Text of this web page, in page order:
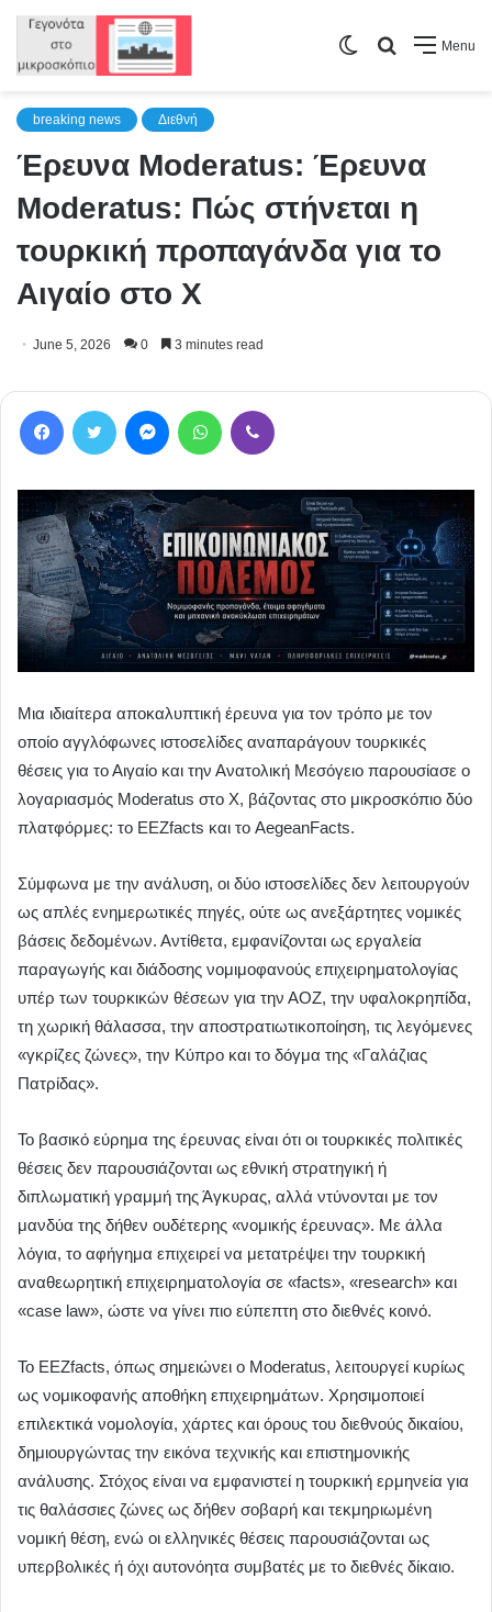
Menu
Search
Switch
breaking news Διεθνή
Έρευνα Moderatus: Έρευνα
Moderatus: Πώς στήνεται η
τουρκική προπαγάνδα για το
Αιγαίο στο Χ
June 5, 2026 0 3 minutes read
Μια ιδιαίτερα αποκαλυπτική έρευνα για τον τρόπο με τον
οποίο αγγλόφωνες ιστοσελίδες αναπαράγουν τουρκικές
θέσεις για το Αιγαίο και την Ανατολική Μεσόγειο παρουσίασε ο
λογαριασμός Moderatus στο Χ, βάζοντας στο μικροσκόπιο δύο
πλατφόρμες: το EEZfacts και το AegeanFacts.
Σύμφωνα με την ανάλυση, οι δύο ιστοσελίδες δεν λειτουργούν
ως απλές ενημερωτικές πηγές, ούτε ως ανεξάρτητες νομικές
βάσεις δεδομένων. Αντίθετα, εμφανίζονται ως εργαλεία
παραγωγής και διάδοσης νομιμοφανούς επιχειρηματολογίας
υπέρ των τουρκικών θέσεων για την ΑΟΖ, την υφαλοκρηπίδα,
τη χωρική θάλασσα, την αποστρατιωτικοποίηση, τις λεγόμενες
«γκρίζες ζώνες», την Κύπρο και το δόγμα της «Γαλάζιας
Πατρίδας».
Το βασικό εύρημα της έρευνας είναι ότι οι τουρκικές πολιτικές
θέσεις δεν παρουσιάζονται ως εθνική στρατηγική ή
διπλωματική γραμμή της Άγκυρας, αλλά ντύνονται με τον
μανδύα της δήθεν ουδέτερης «νομικής έρευνας». Με άλλα
λόγια, το αφήγημα επιχειρεί να μετατρέψει την τουρκική
αναθεωρητική επιχειρηματολογία σε «facts», «research» και
«case law», ώστε να γίνει πιο εύπεπτη στο διεθνές κοινό.
Το EEZfacts, όπως σημειώνει ο Moderatus, λειτουργεί κυρίως
ως νομικοφανής αποθήκη επιχειρημάτων. Χρησιμοποιεί
επιλεκτικά νομολογία, χάρτες και όρους του διεθνούς δικαίου,
δημιουργώντας την εικόνα τεχνικής και επιστημονικής
ανάλυσης. Στόχος είναι να εμφανιστεί η τουρκική ερμηνεία για
τις θαλάσσιες ζώνες ως δήθεν σοβαρή και τεκμηριωμένη
νομική θέση, ενώ οι ελληνικές θέσεις παρουσιάζονται ως
υπερβολικές ή όχι αυτονόητα συμβατές με το διεθνές δίκαιο.